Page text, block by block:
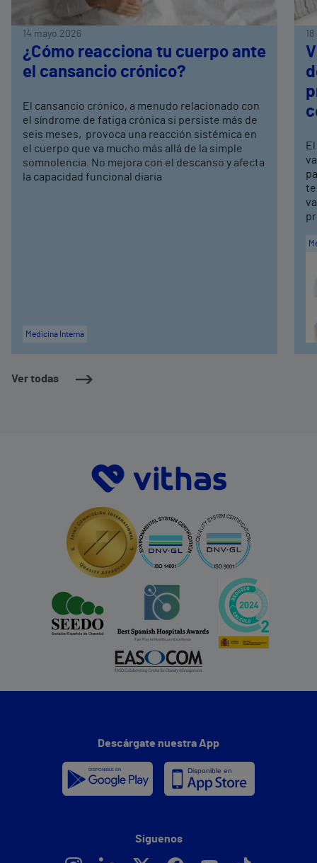
Ver todas
14 mayo 2026
¿Cómo reacciona tu cuerpo ante
el cansancio crónico?
El cansancio crónico, a menudo relacionado con
el síndrome de fatiga crónica si persiste más de
seis meses, provoca una reacción sistémica en
el cuerpo que va mucho más allá de la simple
somnolencia. No mejora con el descanso y afecta
la capacidad funcional diaria
Medicina Interna
Descárgate nuestra App
Síguenos